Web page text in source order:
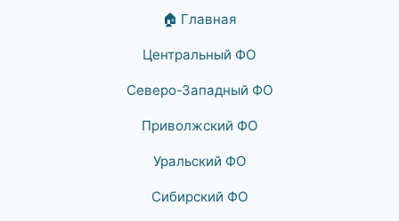
🏠 Главная
Центральный ФО
Северо-Западный ФО
Приволжский ФО
Уральский ФО
Сибирский ФО